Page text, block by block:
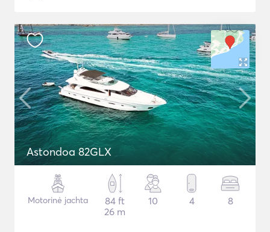
Astondoa 82GLX
Motorinė jachta
84 ft
26 m
10 4 8